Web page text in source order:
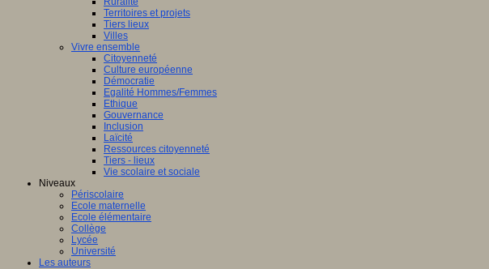
Territoires et projets
Tiers lieux
Villes
Vivre ensemble
Citoyenneté
Culture européenne
Démocratie
Egalité Hommes/Femmes
Ethique
Gouvernance
Inclusion
Laïcité
Ressources citoyenneté
Tiers - lieux
Vie scolaire et sociale
Niveaux
Périscolaire
Ecole maternelle
Ecole élémentaire
Collège
Lycée
Université
Les auteurs